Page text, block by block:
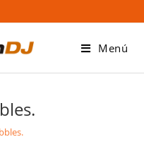
Menú